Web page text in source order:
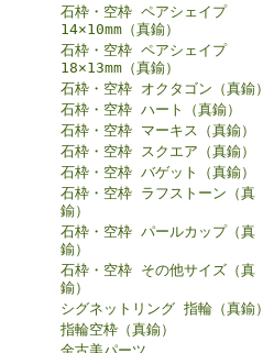
石枠・空枠 ペアシェイプ
14×10mm（真鍮）
石枠・空枠 ペアシェイプ
18×13mm（真鍮）
石枠・空枠 オクタゴン（真鍮）
石枠・空枠 ハート（真鍮）
石枠・空枠 マーキス（真鍮）
石枠・空枠 スクエア（真鍮）
石枠・空枠 バゲット（真鍮）
石枠・空枠 ラフストーン（真
鍮）
石枠・空枠 パールカップ（真
鍮）
石枠・空枠 その他サイズ（真
鍮）
シグネットリング 指輪（真鍮）
指輪空枠（真鍮）